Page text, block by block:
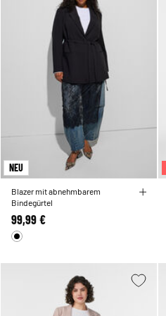
NEU
Blazer mit abnehmbarem
Bindegürtel
99,99 €